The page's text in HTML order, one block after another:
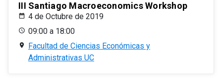
III Santiago Macroeconomics Workshop
4 de Octubre de 2019
09:00 a 18:00
Facultad de Ciencias Económicas y
Administrativas UC